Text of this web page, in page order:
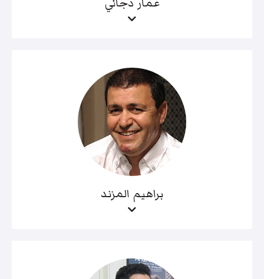
براهيم المزند